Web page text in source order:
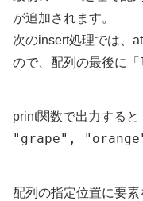
が追加されます。
次のinsert処理では、
ので、配列の最後に「
print関数で出力すると
"grape",
配列の指定位置に要素